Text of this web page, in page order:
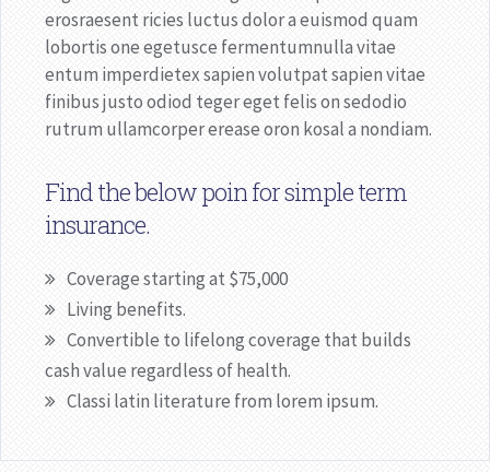
erosraesent ricies luctus dolor a euismod quam
lobortis one egetusce fermentumnulla vitae
entum imperdietex sapien volutpat sapien vitae
finibus justo odiod teger eget felis on sedodio
rutrum ullamcorper erease oron kosal a nondiam.
Find the below poin for simple term
insurance.
Coverage starting at $75,000
Living benefits.
Convertible to lifelong coverage that builds
cash value regardless of health.
Classi latin literature from lorem ipsum.